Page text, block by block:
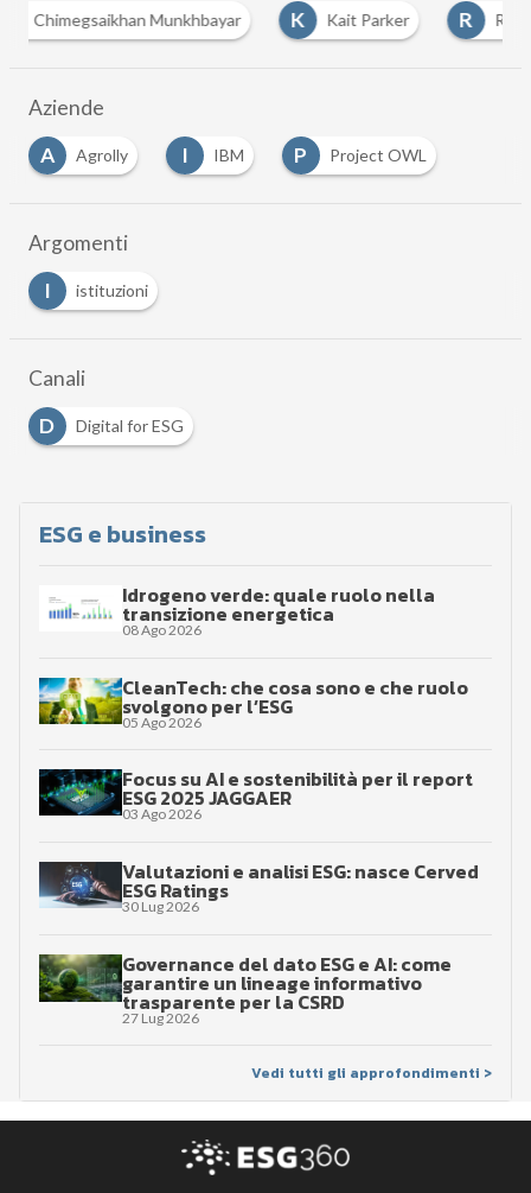
Munkhbayar K Kait Parker R Ruth Davis
Aziende
A
Agrolly I IBM P Project OWL
Argomenti
I
istituzioni
Canali
D
Digital for ESG
ESG e business
Idrogeno verde: quale ruolo nella
transizione energetica
08 Ago 2026
CleanTech: che cosa sono e che ruolo
svolgono per l’ESG
05 Ago 2026
Focus su AI e sostenibilità per il report
ESG 2025 JAGGAER
03 Ago 2026
Valutazioni e analisi ESG: nasce Cerved
ESG Ratings
30 Lug 2026
Governance del dato ESG e AI: come
garantire un lineage informativo
trasparente per la CSRD
27 Lug 2026
Vedi tutti gli approfondimenti >